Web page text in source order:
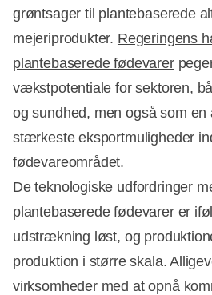
grøntsager til plantebaserede
mejeriprodukter. Regeringens
plantebaserede fødevarer
vækstpotentiale for sektoren,
og sundhed, men også som en
stærkeste eksportmuligheder
fødevareområdet.
De teknologiske udfordringer
plantebaserede fødevarer er
udstrækning løst, og
produktion i større skala.
virksomheder med at opnå